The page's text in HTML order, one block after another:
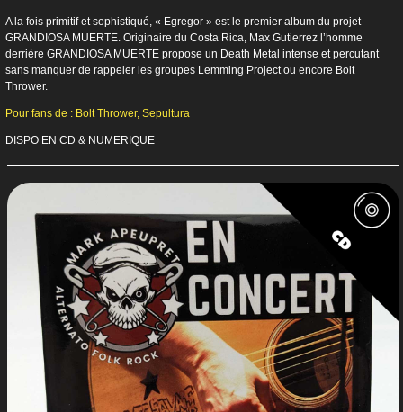
A la fois primitif et sophistiqué, « Egregor » est le premier album du projet
GRANDIOSA MUERTE. Originaire du Costa Rica, Max Gutierrez l’homme
derrière GRANDIOSA MUERTE propose un Death Metal intense et percutant
sans manquer de rappeler les groupes Lemming Project ou encore Bolt
Thrower.
Pour fans de : Bolt Thrower, Sepultura
DISPO EN CD & NUMERIQUE